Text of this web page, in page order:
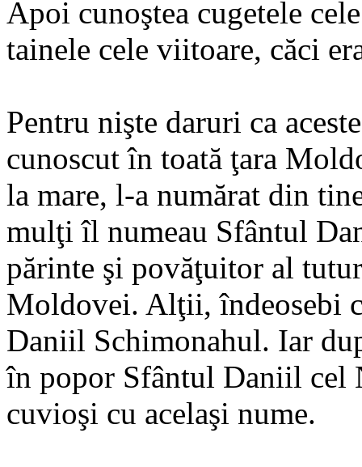
Apoi cunoştea cugetele
tainele cele viitoare, căci
Pentru nişte daruri ca
cunoscut în toată ţara
la mare, l-a numărat din
mulţi îl numeau Sfântul
părinte şi povăţuitor al
Moldovei. Alţii, îndeosebi
Daniil Schimonahul. Iar
în popor Sfântul Daniil cel
cuvioşi cu acelaşi nume.